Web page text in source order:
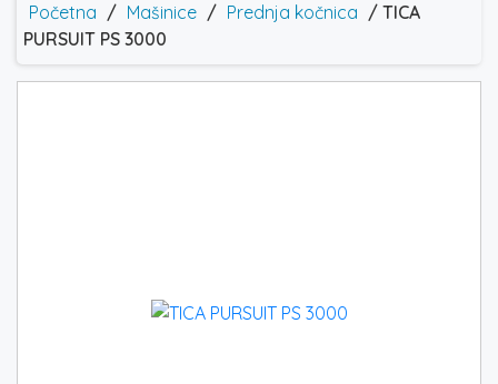
Početna / Mašinice / Prednja kočnica / TICA
PURSUIT PS 3000